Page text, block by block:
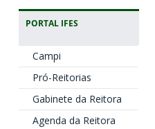
PORTAL IFES
Campi
Pró-Reitorias
Gabinete da Reitora
Agenda da Reitora